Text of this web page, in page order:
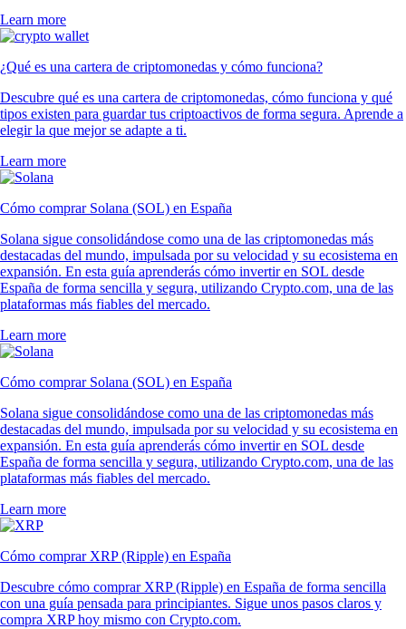
Learn more
¿Qué es una cartera de criptomonedas y cómo funciona?
Descubre qué es una cartera de criptomonedas, cómo funciona y qué
tipos existen para guardar tus criptoactivos de forma segura. Aprende a
elegir la que mejor se adapte a ti.
Learn more
Cómo comprar Solana (SOL) en España
Solana sigue consolidándose como una de las criptomonedas más
destacadas del mundo, impulsada por su velocidad y su ecosistema en
expansión. En esta guía aprenderás cómo invertir en SOL desde
España de forma sencilla y segura, utilizando Crypto.com, una de las
plataformas más fiables del mercado.
Learn more
Cómo comprar Solana (SOL) en España
Solana sigue consolidándose como una de las criptomonedas más
destacadas del mundo, impulsada por su velocidad y su ecosistema en
expansión. En esta guía aprenderás cómo invertir en SOL desde
España de forma sencilla y segura, utilizando Crypto.com, una de las
plataformas más fiables del mercado.
Learn more
Cómo comprar XRP (Ripple) en España
Descubre cómo comprar XRP (Ripple) en España de forma sencilla
con una guía pensada para principiantes. Sigue unos pasos claros y
compra XRP hoy mismo con Crypto.com.